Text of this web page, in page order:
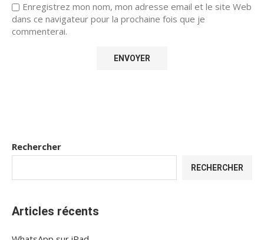
Enregistrez mon nom, mon adresse email et le site Web
dans ce navigateur pour la prochaine fois que je
commenterai.
Rechercher
RECHERCHER
Articles récents